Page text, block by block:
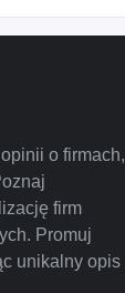
o firmach,
firm
Promuj
unikalny opis